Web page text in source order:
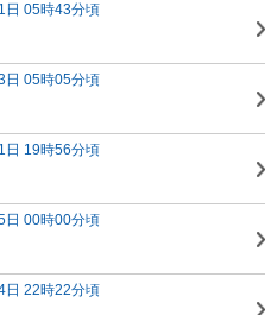
日 05時43分頃
日 05時05分頃
日 19時56分頃
日 00時00分頃
日 22時22分頃